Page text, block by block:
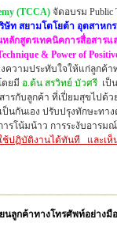
(TCCA) จัดอบรม Public
ษัท สยามโตโยต้า อุตสาห
หลักสูตรเทคนิคการสื่อสาร
& Power of
งความประทับใจให้แก่ลูกค้า
ดยมี อ.ต้น สรวิทย์ บัวศรี เป็
รกับลูกค้า ที่เปี่ยมสุขไปด้
นกันเอง ปรับปรุงทักษะทา
รโน้มน้าว การระงับอารม
ช้ปฏิบัติงานได้ทันที และเ
ลูกค้าทางโทรศัพท์อย่าง